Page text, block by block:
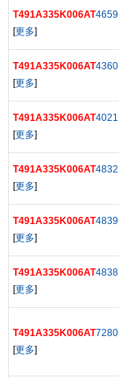
T491A335K006AT4659
[更多]
T491A335K006AT4360
[更多]
T491A335K006AT4021
[更多]
T491A335K006AT4832
[更多]
T491A335K006AT4839
[更多]
T491A335K006AT4838
[更多]
T491A335K006AT7280
[更多]